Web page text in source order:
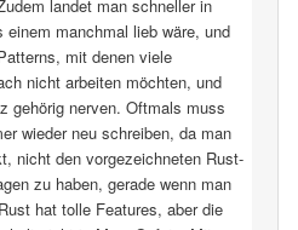
landet man schneller in
einem manchmal lieb wäre, und
mit denen viele
nicht arbeiten möchten, und
gehörig nerven. Oftmals muss
wieder neu schreiben, da man
nicht den vorgezeichneten Rust-
zu haben, gerade wenn man
hat tolle Features, aber die